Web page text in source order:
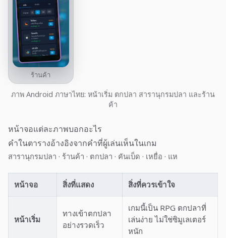
ร้านค้า
ภาพ Android ภาษาไทย: หน้าเริ่ม ตกปลา สารานุกรมปลา และร้าน
ค้า
หน้าจอแต่ละภาพบอกอะไร
คำในตารางอ้างอิงจากคำที่ผู้เล่นเห็นในเกม
สารานุกรมปลา · ร้านค้า · ตกปลา · คันเบ็ด · เหยื่อ · แห
หน้าจอ สิ่งที่แสดง สิ่งที่ควรเข้าใจ
หน้าเริ่ม
ทางเข้าตกปลา
อย่างรวดเร็ว
เกมนี้เป็น RPG ตกปลาที่
เล่นง่าย ไม่ใช่ซิมูเลเตอร์
หนัก